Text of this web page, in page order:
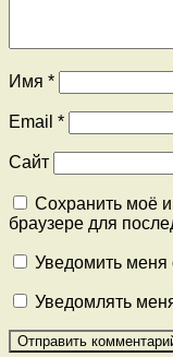
Имя *
Email *
Сайт
Сохранить моё
браузере для
Уведомить меня
Уведомлять